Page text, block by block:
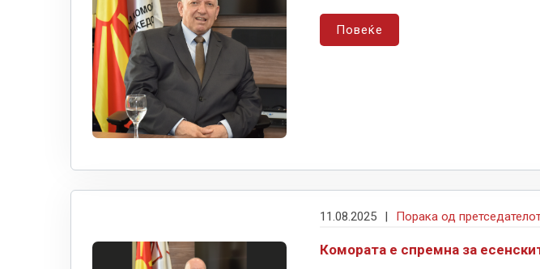
Повеќе
11.08.2025 | Порака од
Комората е спремна за